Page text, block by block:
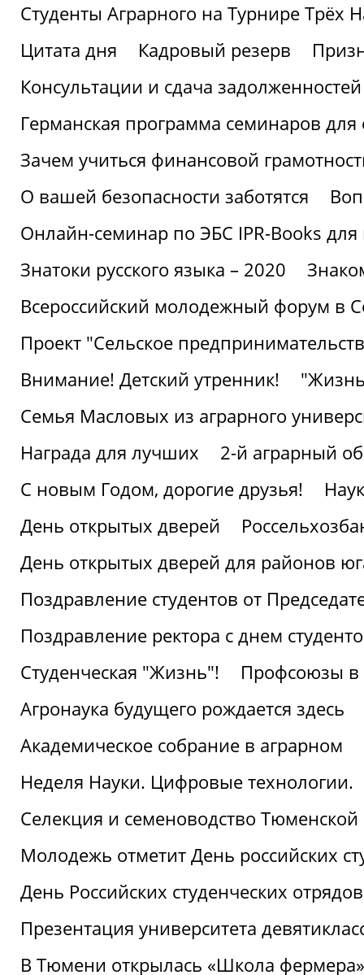
Студенты Аграрного на Турнире Трёх
Цитата дня
Кадровый резерв
Консультации и сдача
Германская программа семинаров для
Зачем учиться финансовой
О вашей безопасности заботятся
Онлайн-семинар по ЭБС IPR-Books для
Знатоки русского языка – 2020
Всероссийский молодежный форум в
Проект "Сельское
Внимание! Детский утренник!
Семья Масловых из аграрного
Награда для лучших
2-й аграрный
С новым Годом, дорогие друзья!
День открытых дверей
День открытых дверей для районов
Поздравление студентов от
Поздравление ректора с днем
Студенческая "Жизнь"!
Профсоюзы в
Агронаука будущего рождается здесь
Академическое собрание в аграрном
Неделя Науки. Цифровые технологии.
Селекция и семеноводство Тюменской
Молодежь отметит День российских
День Российских студенческих
Презентация университета
В Тюмени открылась «Школа фермера»